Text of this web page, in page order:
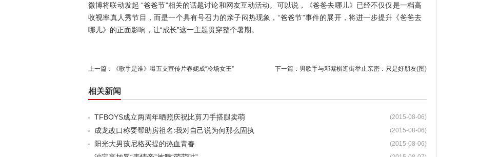
微博将联动发起 “爸爸节”相关的话题讨论和网友互动活动。可以说，《爸爸去哪儿》已经不仅仅是一档高
收视率真人秀节目，而是一个具有号召力的亲子闷热现象，“爸爸节”事件的展开，将进一步提升《爸爸去
哪儿》的正面影响，让“成长”这一主题贯穿整个暑期。
上一篇： 《歌手是谁》曝五支宣传片春妮成“冷场女王” 下一篇： 男歌手与邓紫棋逛街举止亲密：只是好朋友(图)
相关新闻
(2015-08-06)
TFBOYS成立两周年晒照庆祝比剪刀手搭腿卖萌
(2015-08-06)
成龙改口称要帮助房祖名:我对自己说为何那么固执
(2015-08-06)
阳光大男孩尼格买提的热血青春